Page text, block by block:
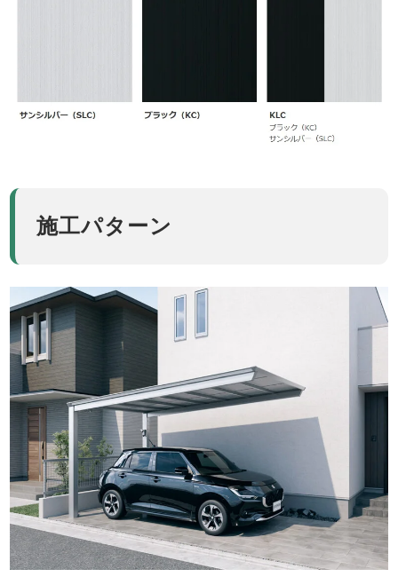
施工パターン